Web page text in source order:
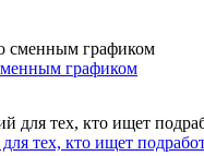
графиком
тех, кто ищет